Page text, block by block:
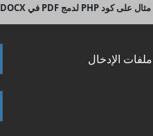
مثال على كود PHP لدمج PDF في DOCX باستخدام REST API
ملفات الإدخال